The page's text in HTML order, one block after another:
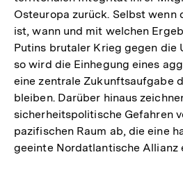
Osteuropa zurück. Selbst wenn
ist, wann und mit welchen
Putins brutaler Krieg gegen die
so wird die Einhegung eines
eine zentrale Zukunftsaufgabe
bleiben. Darüber hinaus
sicherheitspolitische Gefahren
pazifischen Raum ab, die eine
geeinte Nordatlantische Allianz